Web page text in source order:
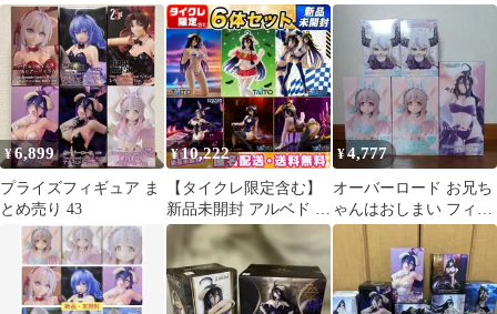
ト
¥6,899
プライズフィギュア ま
とめ売り 43
¥10,222
【タイクレ限定含む】
新品未開封 アルベド フ
ィギュア 豪華6点セッ
¥4,777
オーバーロード お兄ち
ゃんはおしまい フィギ
ュア 5点セット